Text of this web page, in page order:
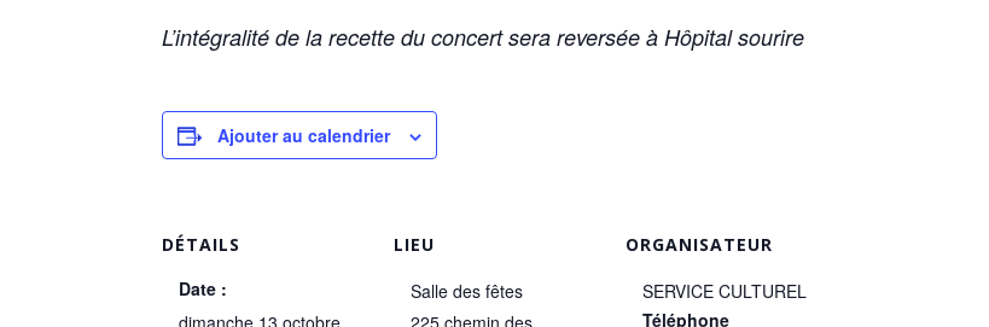
L’intégralité de la recette du concert sera reversée à Hôpital sourire
Ajouter au calendrier
DÉTAILS
Date :
dimanche 13 octobre
LIEU
Salle des fêtes
225 chemin des
ORGANISATEUR
SERVICE CULTUREL
Téléphone